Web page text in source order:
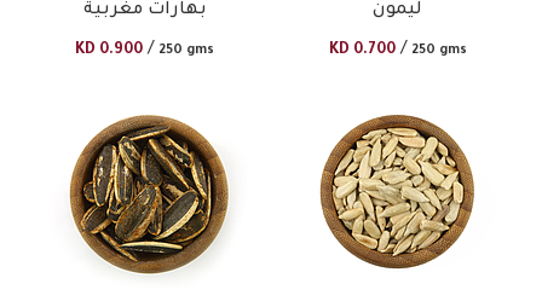
بهارات مغربية
KD 0.900 / 250 gms
ليمون
KD 0.700 / 250 gms